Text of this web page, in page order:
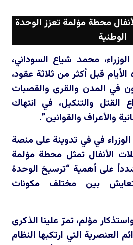
محطة مؤلمة تعزز الوحدة
الوطنية
محمد شياع السوداني،
قبل أكثر من ثلاثة عقود،
في المدن والقرى والقصبات
القتل والتنكيل، في انتهاك
والأعراف والقوانين”.
في في تدوينة على منصة
الأنفال تمثل محطة مؤلمة
على أهمية “ترسيخ الوحدة
بين مختلف مكونات
مؤلم، تمرّ علينا الذكرى
العنصرية التي ارتكبها النظام